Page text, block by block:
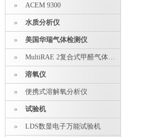
ACEM 9300
水质分析仪
美国华瑞气体检测仪
MultiRAE 2复合式甲醛气体探测器
溶氧仪
便携式溶解氧分析仪
试验机
LDS数显电子万能试验机